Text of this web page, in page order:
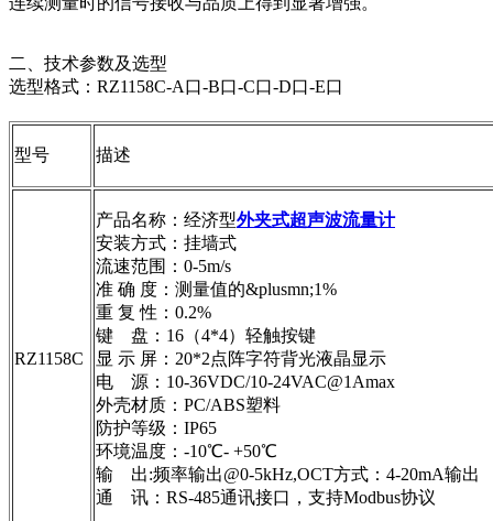
二、技术参数及选型
选型格式：RZ1158C-A口-B口-C口-D口-E口
型号 描述
RZ1158C
产品名称：经济型外夹式超声波流量计
安装方式：挂墙式
流速范围：0-5m/s
准 确 度：测量值的&plusmn;1%
重 复 性：0.2%
键 盘：16（4*4）轻触按键
显 示 屏：20*2点阵字符背光液晶显示
电 源：10-36VDC/10-24VAC@1Amax
外壳材质：PC/ABS塑料
防护等级：IP65
环境温度：-10℃- +50℃
输 出:频率输出@0-5kHz,OCT方式：4-20mA输出
通 讯：RS-485通讯接口，支持Modbus协议